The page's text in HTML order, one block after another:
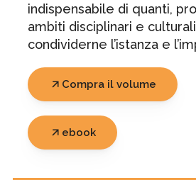
indispensabile di quanti,
ambiti disciplinari e
condividerne l’istanza e
Compra il volume
ebook